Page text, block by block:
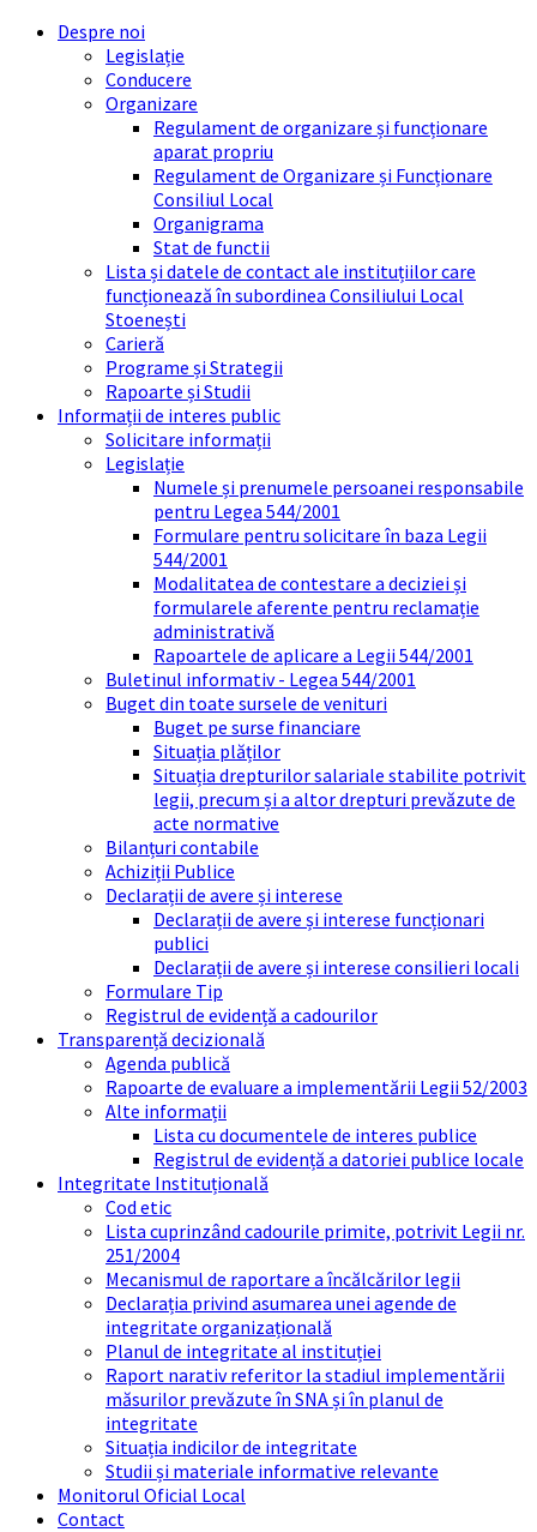
Skip
Skip
Skip
Skip
Despre noi
Legislație
Conducere
Organizare
Regulament de organizare și funcționare
aparat propriu
Regulament de Organizare și Funcționare
Consiliul Local
Organigrama
Stat de functii
Lista și datele de contact ale instituțiilor care
funcționează în subordinea Consiliului Local
Stoenești
Carieră
Programe și Strategii
Rapoarte și Studii
Informații de interes public
Solicitare informații
Legislație
Numele și prenumele persoanei responsabile
pentru Legea 544/2001
Formulare pentru solicitare în baza Legii
544/2001
Modalitatea de contestare a deciziei și
formularele aferente pentru reclamație
administrativă
Rapoartele de aplicare a Legii 544/2001
Buletinul informativ - Legea 544/2001
Buget din toate sursele de venituri
Buget pe surse financiare
Situația plăților
Situația drepturilor salariale stabilite potrivit
legii, precum și a altor drepturi prevăzute de
acte normative
Bilanțuri contabile
Achiziții Publice
Declarații de avere și interese
Declarații de avere și interese funcționari
publici
Declarații de avere și interese consilieri locali
Formulare Tip
Registrul de evidență a cadourilor
Transparență decizională
Agenda publică
Rapoarte de evaluare a implementării Legii 52/2003
Alte informații
Lista cu documentele de interes publice
Registrul de evidență a datoriei publice locale
Integritate Instituțională
Cod etic
Lista cuprinzând cadourile primite, potrivit Legii nr.
251/2004
Mecanismul de raportare a încălcărilor legii
Declarația privind asumarea unei agende de
integritate organizațională
Planul de integritate al instituției
Raport narativ referitor la stadiul implementării
măsurilor prevăzute în SNA și în planul de
integritate
Situația indicilor de integritate
Studii și materiale informative relevante
Monitorul Oficial Local
Contact